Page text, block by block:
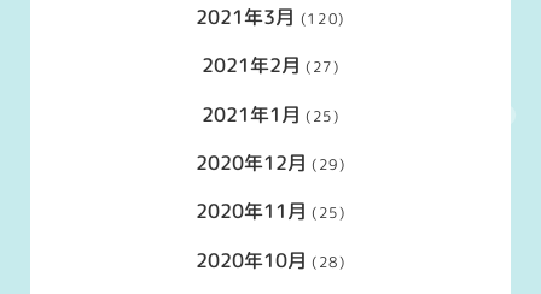
2021年3月 (120)
2021年2月 (27)
2021年1月 (25)
2020年12月 (29)
2020年11月 (25)
2020年10月 (28)